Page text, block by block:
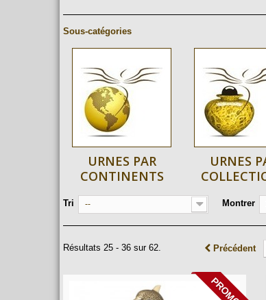
Sous-catégories
URNES PAR
CONTINENTS
URNES
Tri -- Montrer
Précédent
Résultats 25 - 36 sur 62.